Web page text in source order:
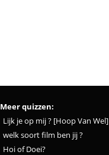
Meer quizzen:
Lijk je op mij ? [Hoop Van Wel]
welk soort film ben jij ?
Hoi of Doei?